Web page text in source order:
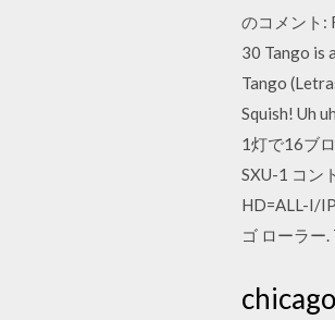
のコメント:
30 Tango is
Tango
Squish! Uh
1灯で16ブ
SXU-1 コン
HD=ALL-I/
ゴ ローラー